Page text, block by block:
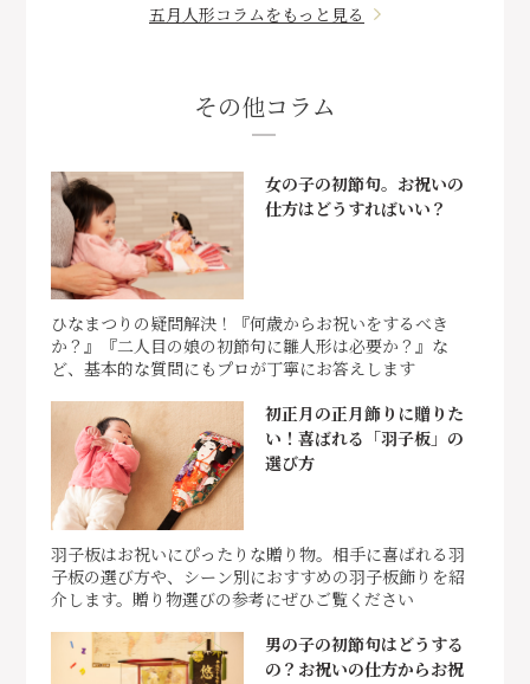
五月人形コラムをもっと見る
その他コラム
女の子の初節句。お祝いの
仕方はどうすればいい？
ひなまつりの疑問解決！『何歳からお祝いをするべき
か？』『二人目の娘の初節句に雛人形は必要か？』な
ど、基本的な質問にもプロが丁寧にお答えします
初正月の正月飾りに贈りた
い！喜ばれる「羽子板」の
選び方
羽子板はお祝いにぴったりな贈り物。相手に喜ばれる羽
子板の選び方や、シーン別におすすめの羽子板飾りを紹
介します。贈り物選びの参考にぜひご覧ください
男の子の初節句はどうする
の？お祝いの仕方からお祝